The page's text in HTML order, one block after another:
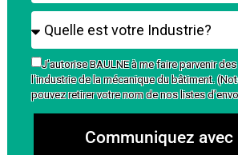
J’autorise BAULNE à me faire parvenir
l’industrie de la mécanique du bâtiment.
pouvez retirer votre nom de nos listes
Communiquez avec